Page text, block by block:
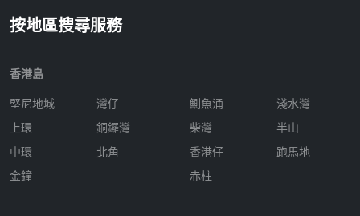
按地區搜尋服務
香港島
堅尼地城
上環
中環
金鐘
灣仔
銅鑼灣
北角
鰂魚涌
柴灣
香港仔
赤柱
淺水灣
半山
跑馬地